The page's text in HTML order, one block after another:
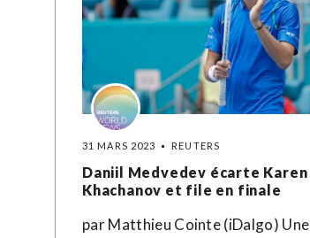
31 MARS 2023 REUTERS
Daniil Medvedev écarte Karen
Khachanov et file en finale
par Matthieu Cointe (iDalgo) Une